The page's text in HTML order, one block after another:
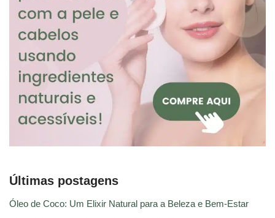
Últimas postagens
Óleo de Coco: Um Elixir Natural para a Beleza e Bem-Estar